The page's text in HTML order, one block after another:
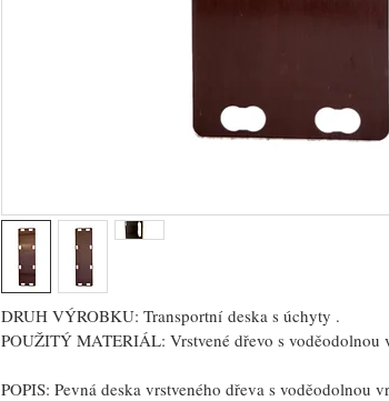
DRUH VÝROBKU: Transportní deska s úchyty .
POUŽITÝ MATERIÁL: Vrstvené dřevo s voděodolnou
POPIS: Pevná deska vrstveného dřeva s voděodolnou